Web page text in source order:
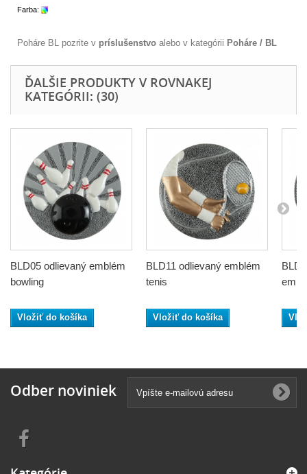
Farba:
Poháre BL pozrite v príslušenstvo alebo v kategórii Poháre / BL
ĎALŠIE PRODUKTY V ROVNAKEJ
KATEGÓRII: (30)
BLD05 odlievaný emblém
bowling
Vložiť do košíka
BLD11 odlievaný emblém
tenis
Vložiť do košíka
Odber noviniek